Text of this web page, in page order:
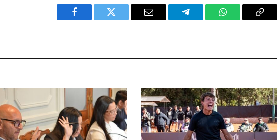
Facebook Twitter Email Telegram WhatsAppCopy